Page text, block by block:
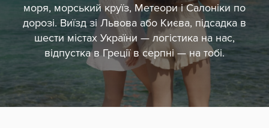
Тематика
Ціна
Дати з до
Без нічних переїздів
моря, морський круїз, Метеори і Салоніки по
дорозі. Виїзд зі Львова або Києва, підсадка в
шести містах України — логістика на нас,
відпустка в Греції в серпні — на тобі.